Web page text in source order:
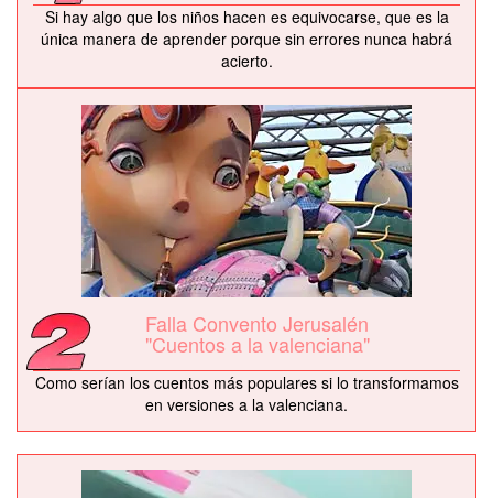
Si hay algo que los niños hacen es equivocarse, que es la
única manera de aprender porque sin errores nunca habrá
acierto.
Falla Convento Jerusalén
"Cuentos a la valenciana"
Como serían los cuentos más populares si lo transformamos
en versiones a la valenciana.